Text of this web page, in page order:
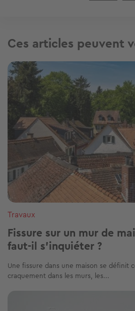
Ces articles peuvent
Image
Travaux
Fissure sur un mur de
faut-il s’inquiéter ?
Une fissure dans une maison se définit
craquement dans les murs, les...